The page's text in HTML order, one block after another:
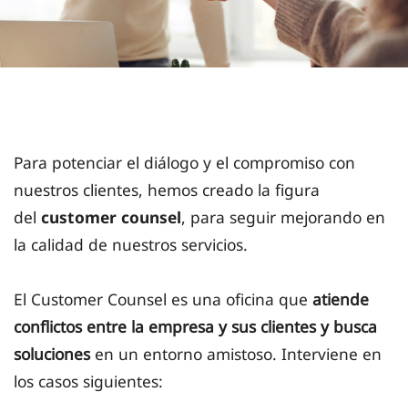
Para potenciar el diálogo y el compromiso con
nuestros clientes, hemos creado la figura
del customer counsel, para seguir mejorando en
la calidad de nuestros servicios.
El Customer Counsel es una oficina que atiende
conflictos entre la empresa y sus clientes y busca
soluciones en un entorno amistoso. Interviene en
los casos siguientes: